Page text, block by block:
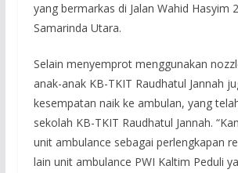
yang bermarkas di Jalan Wahid Hasyim
Samarinda Utara.
Selain menyemprot menggunakan
anak-anak KB-TKIT Raudhatul Jannah
kesempatan naik ke ambulan, yang
sekolah KB-TKIT Raudhatul Jannah.
unit ambulance sebagai perlengkapan
lain unit ambulance PWI Kaltim Peduli